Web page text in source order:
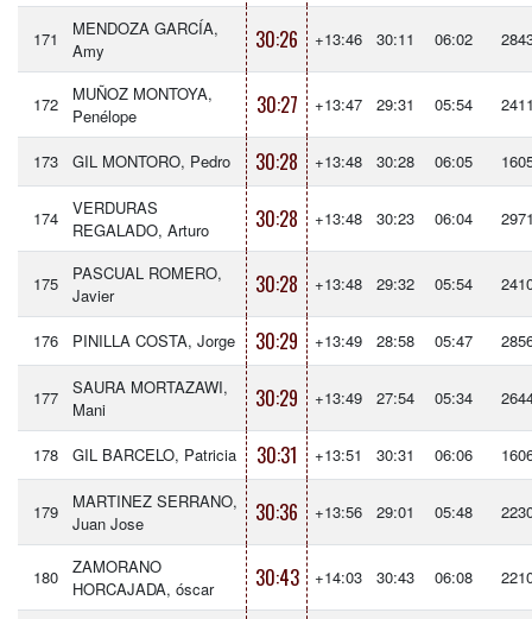
171
MENDOZA GARCÍA,
Amy
30:26 +13:46 30:11 06:02
172
MUÑOZ MONTOYA,
Penélope
30:27 +13:47 29:31 05:54
173 GIL MONTORO, Pedro 30:28 +13:48 30:28 06:05
174
VERDURAS
REGALADO, Arturo
30:28 +13:48 30:23 06:04
175
PASCUAL ROMERO,
Javier
30:28 +13:48 29:32 05:54
176 PINILLA COSTA, Jorge 30:29 +13:49 28:58 05:47
177
SAURA MORTAZAWI,
Mani
30:29 +13:49 27:54 05:34
178 GIL BARCELO, Patricia 30:31 +13:51 30:31 06:06
179
MARTINEZ SERRANO,
Juan Jose
30:36 +13:56 29:01 05:48
180
ZAMORANO
HORCAJADA, óscar
30:43 +14:03 30:43 06:08